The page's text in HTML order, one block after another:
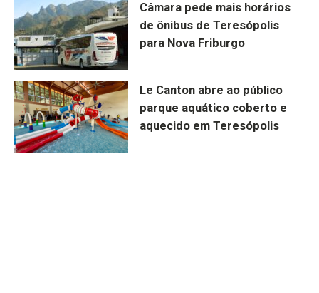
Câmara pede mais horários
de ônibus de Teresópolis
para Nova Friburgo
Le Canton abre ao público
parque aquático coberto e
aquecido em Teresópolis